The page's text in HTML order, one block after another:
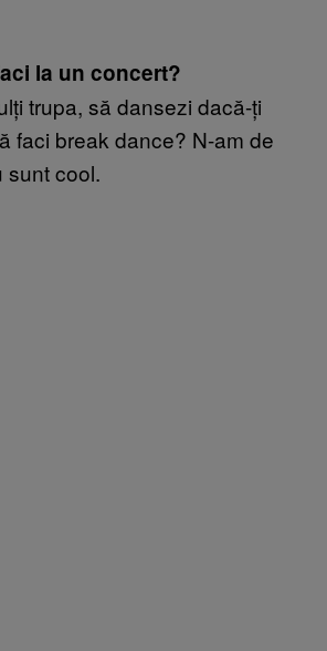
la un concert?
trupa, să dansezi dacă-ți
faci break dance? N-am de
sunt cool.